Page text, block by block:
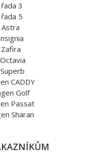
3
5
CADDY
Golf
Passat
Sharan